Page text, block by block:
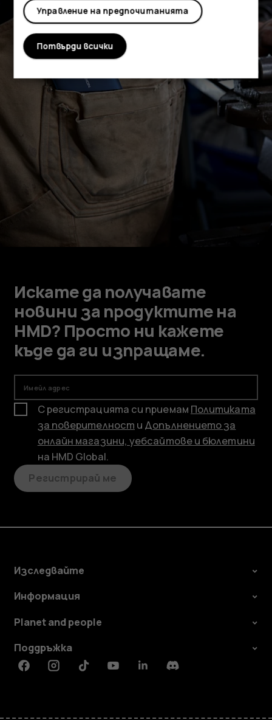
Искате да получавате
новини за продуктите на
HMD? Просто ни кажете
къде да ги изпращаме.
Имейл адрес
С регистрацията си приемам Политиката
за поверителност и Допълнението за
онлайн магазини, уебсайтове и бюлетини
на HMD Global.
Регистрирай ме
Изследвайте
Информация
Planet and people
Поддръжка
FacebookInstagramTiktokYoutubeLinkedinDiscord
Управление на предпочитанията
Потвърди всички